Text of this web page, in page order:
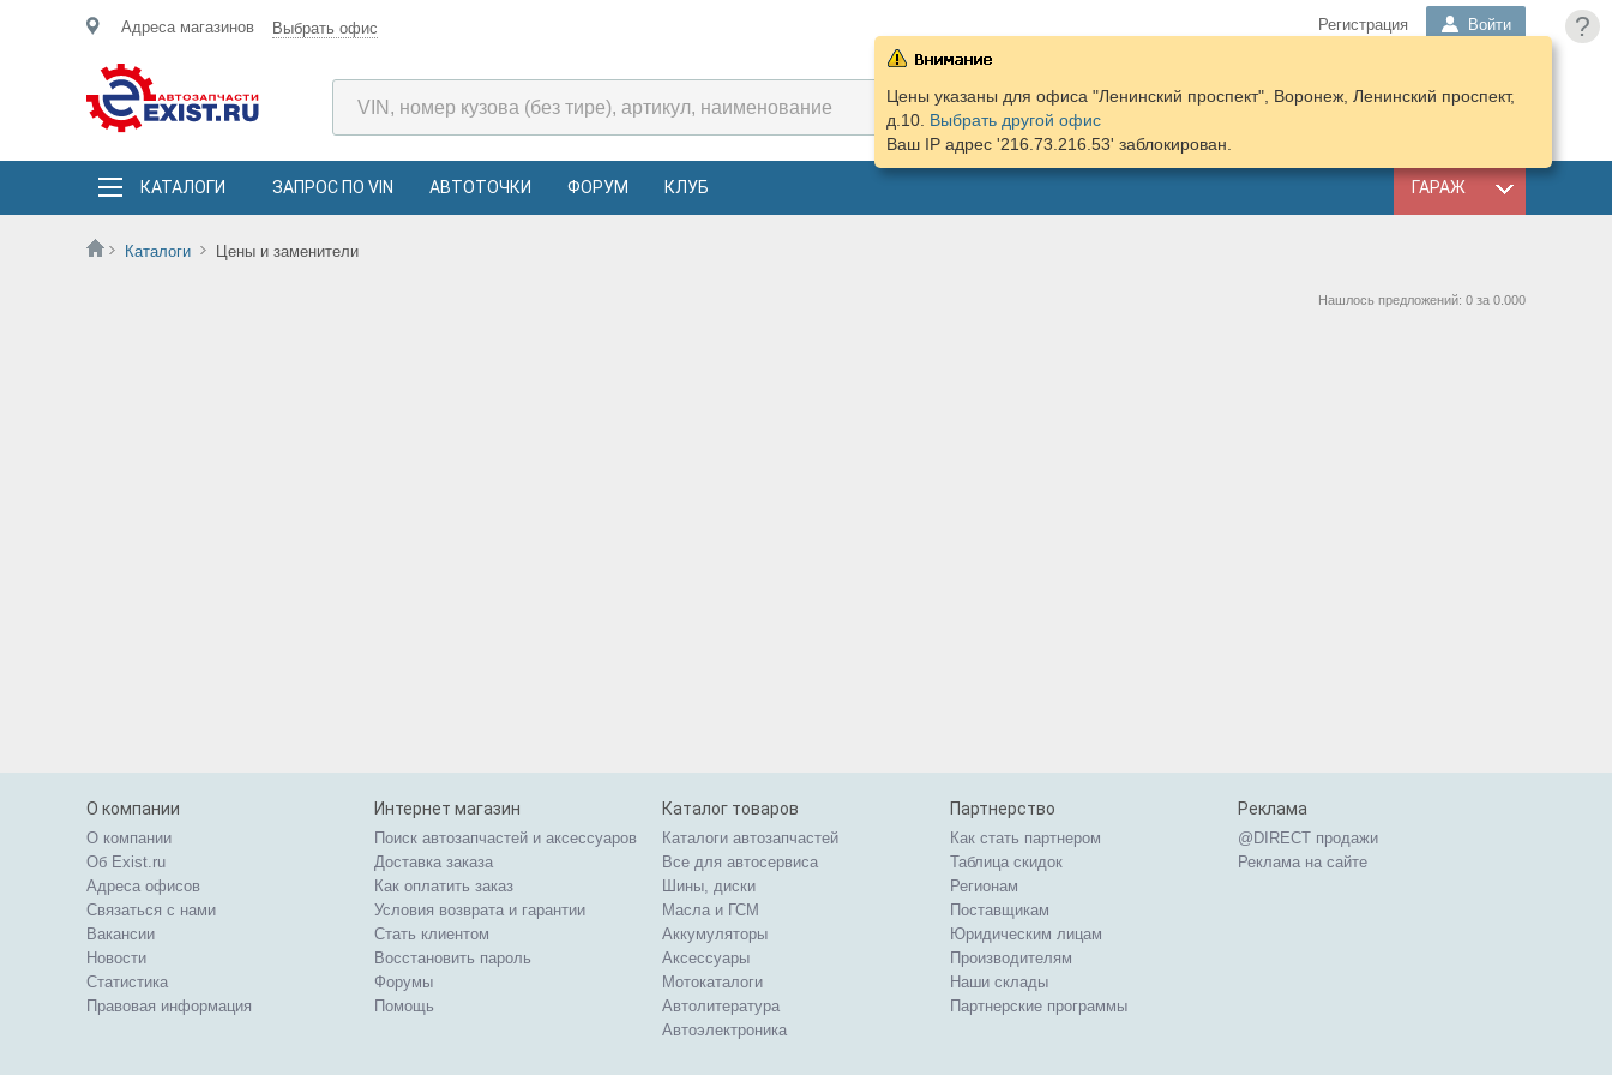
?
Адреса магазинов Выбрать офис Регистрация Войти
КОРЗИНА
ПОДОБРАТЬ
КАТАЛОГИ ЗАПРОС ПО VIN АВТОТОЧКИ ФОРУМ КЛУБ ГАРАЖ
Каталоги Цены и заменители
Цены указаны для офиса "Ленинский проспект", Воронеж, Ленинский проспект,
д.10. Выбрать другой офис
Ваш IP адрес '216.73.216.53' заблокирован.
Нашлось предложений: 0 за 0.000
О компании
О компании
Об Exist.ru
Адреса офисов
Связаться с нами
Вакансии
Новости
Статистика
Правовая информация
Интернет магазин
Поиск автозапчастей и аксессуаров
Доставка заказа
Как оплатить заказ
Условия возврата и гарантии
Стать клиентом
Восстановить пароль
Форумы
Помощь
Каталог товаров
Каталоги автозапчастей
Все для автосервиса
Шины, диски
Масла и ГСМ
Аккумуляторы
Аксессуары
Мотокаталоги
Автолитература
Автоэлектроника
Партнерство
Как стать партнером
Таблица скидок
Регионам
Поставщикам
Юридическим лицам
Производителям
Наши склады
Партнерские программы
Реклама
@DIRECT продажи
Реклама на сайте